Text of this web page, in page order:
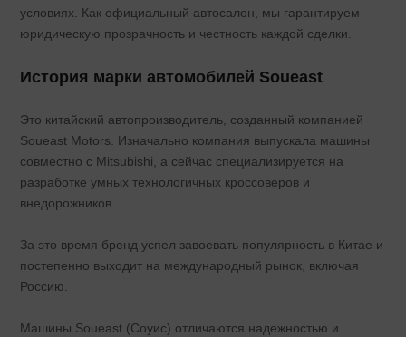
условиях. Как официальный автосалон, мы гарантируем
юридическую прозрачность и честность каждой сделки.
История марки автомобилей Soueast
Это китайский автопроизводитель, созданный компанией
Soueast Motors. Изначально компания выпускала машины
совместно с Mitsubishi, а сейчас специализируется на
разработке умных технологичных кроссоверов и
внедорожников
За это время бренд успел завоевать популярность в Китае и
постепенно выходит на международный рынок, включая
Россию.
Машины Soueast (Соуис) отличаются надежностью и